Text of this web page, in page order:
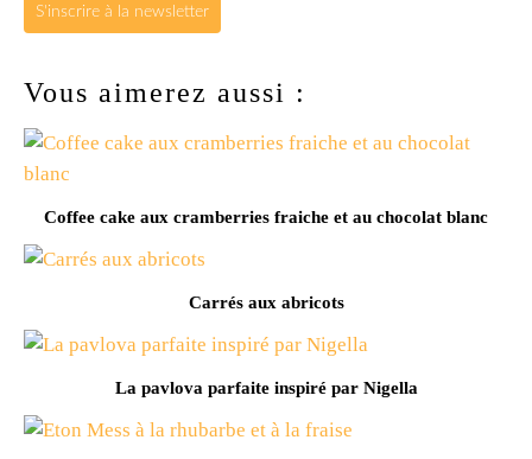
S'inscrire à la newsletter
Vous aimerez aussi :
Coffee cake aux cramberries fraiche et au chocolat blanc
Carrés aux abricots
La pavlova parfaite inspiré par Nigella